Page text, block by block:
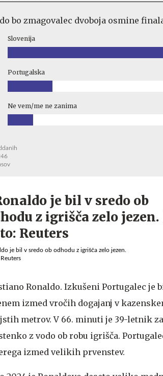
bo zmagovalec dvoboja osmine
Slovenija
Portugalska
Ne vem/me ne zanima
je bil v sredo ob odhodu z igrišča zelo jezen.
Ronaldo. Izkušeni Portugalec je
izmed vročih dogajanj v
metrov. V 66. minuti je 39-letnik
z vodo ob robu igrišča.
izmed velikih prvenstev.